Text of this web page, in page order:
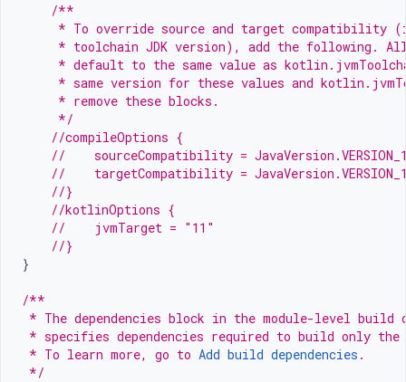
/**
* To override source and target compatibility
* toolchain JDK version), add the following.
* default to the same value as
* same version for these values and
     * remove these blocks.
     */
//compileOptions {
//    sourceCompatibility =
//    targetCompatibility =
//}
//kotlinOptions {
//    jvmTarget = "11"
//}
}
/**
* The dependencies block in the module-level
* specifies dependencies required to build only
* To learn more, go to Add build dependencies .
*/